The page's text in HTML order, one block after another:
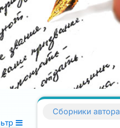
Сборники автора